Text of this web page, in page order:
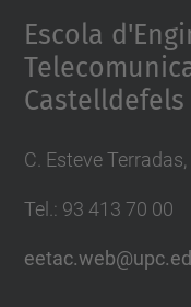
Escola
Castelldefels
C. Esteve
Tel.: 93 413 70 00